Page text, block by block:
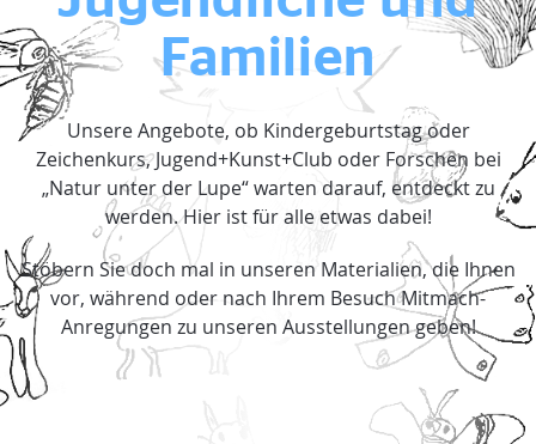
Familien
Unsere Angebote, ob Kindergeburtstag oder
Zeichenkurs, Jugend+Kunst+Club oder Forschen bei
„Natur unter der Lupe“ warten darauf, entdeckt zu
werden. Hier ist für alle etwas dabei!
Stöbern Sie doch mal in unseren Materialien, die Ihnen
vor, während oder nach Ihrem Besuch Mitmach-
Anregungen zu unseren Ausstellungen geben!